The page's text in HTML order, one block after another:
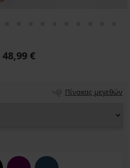
48,99 €
Πίνακας μεγεθών